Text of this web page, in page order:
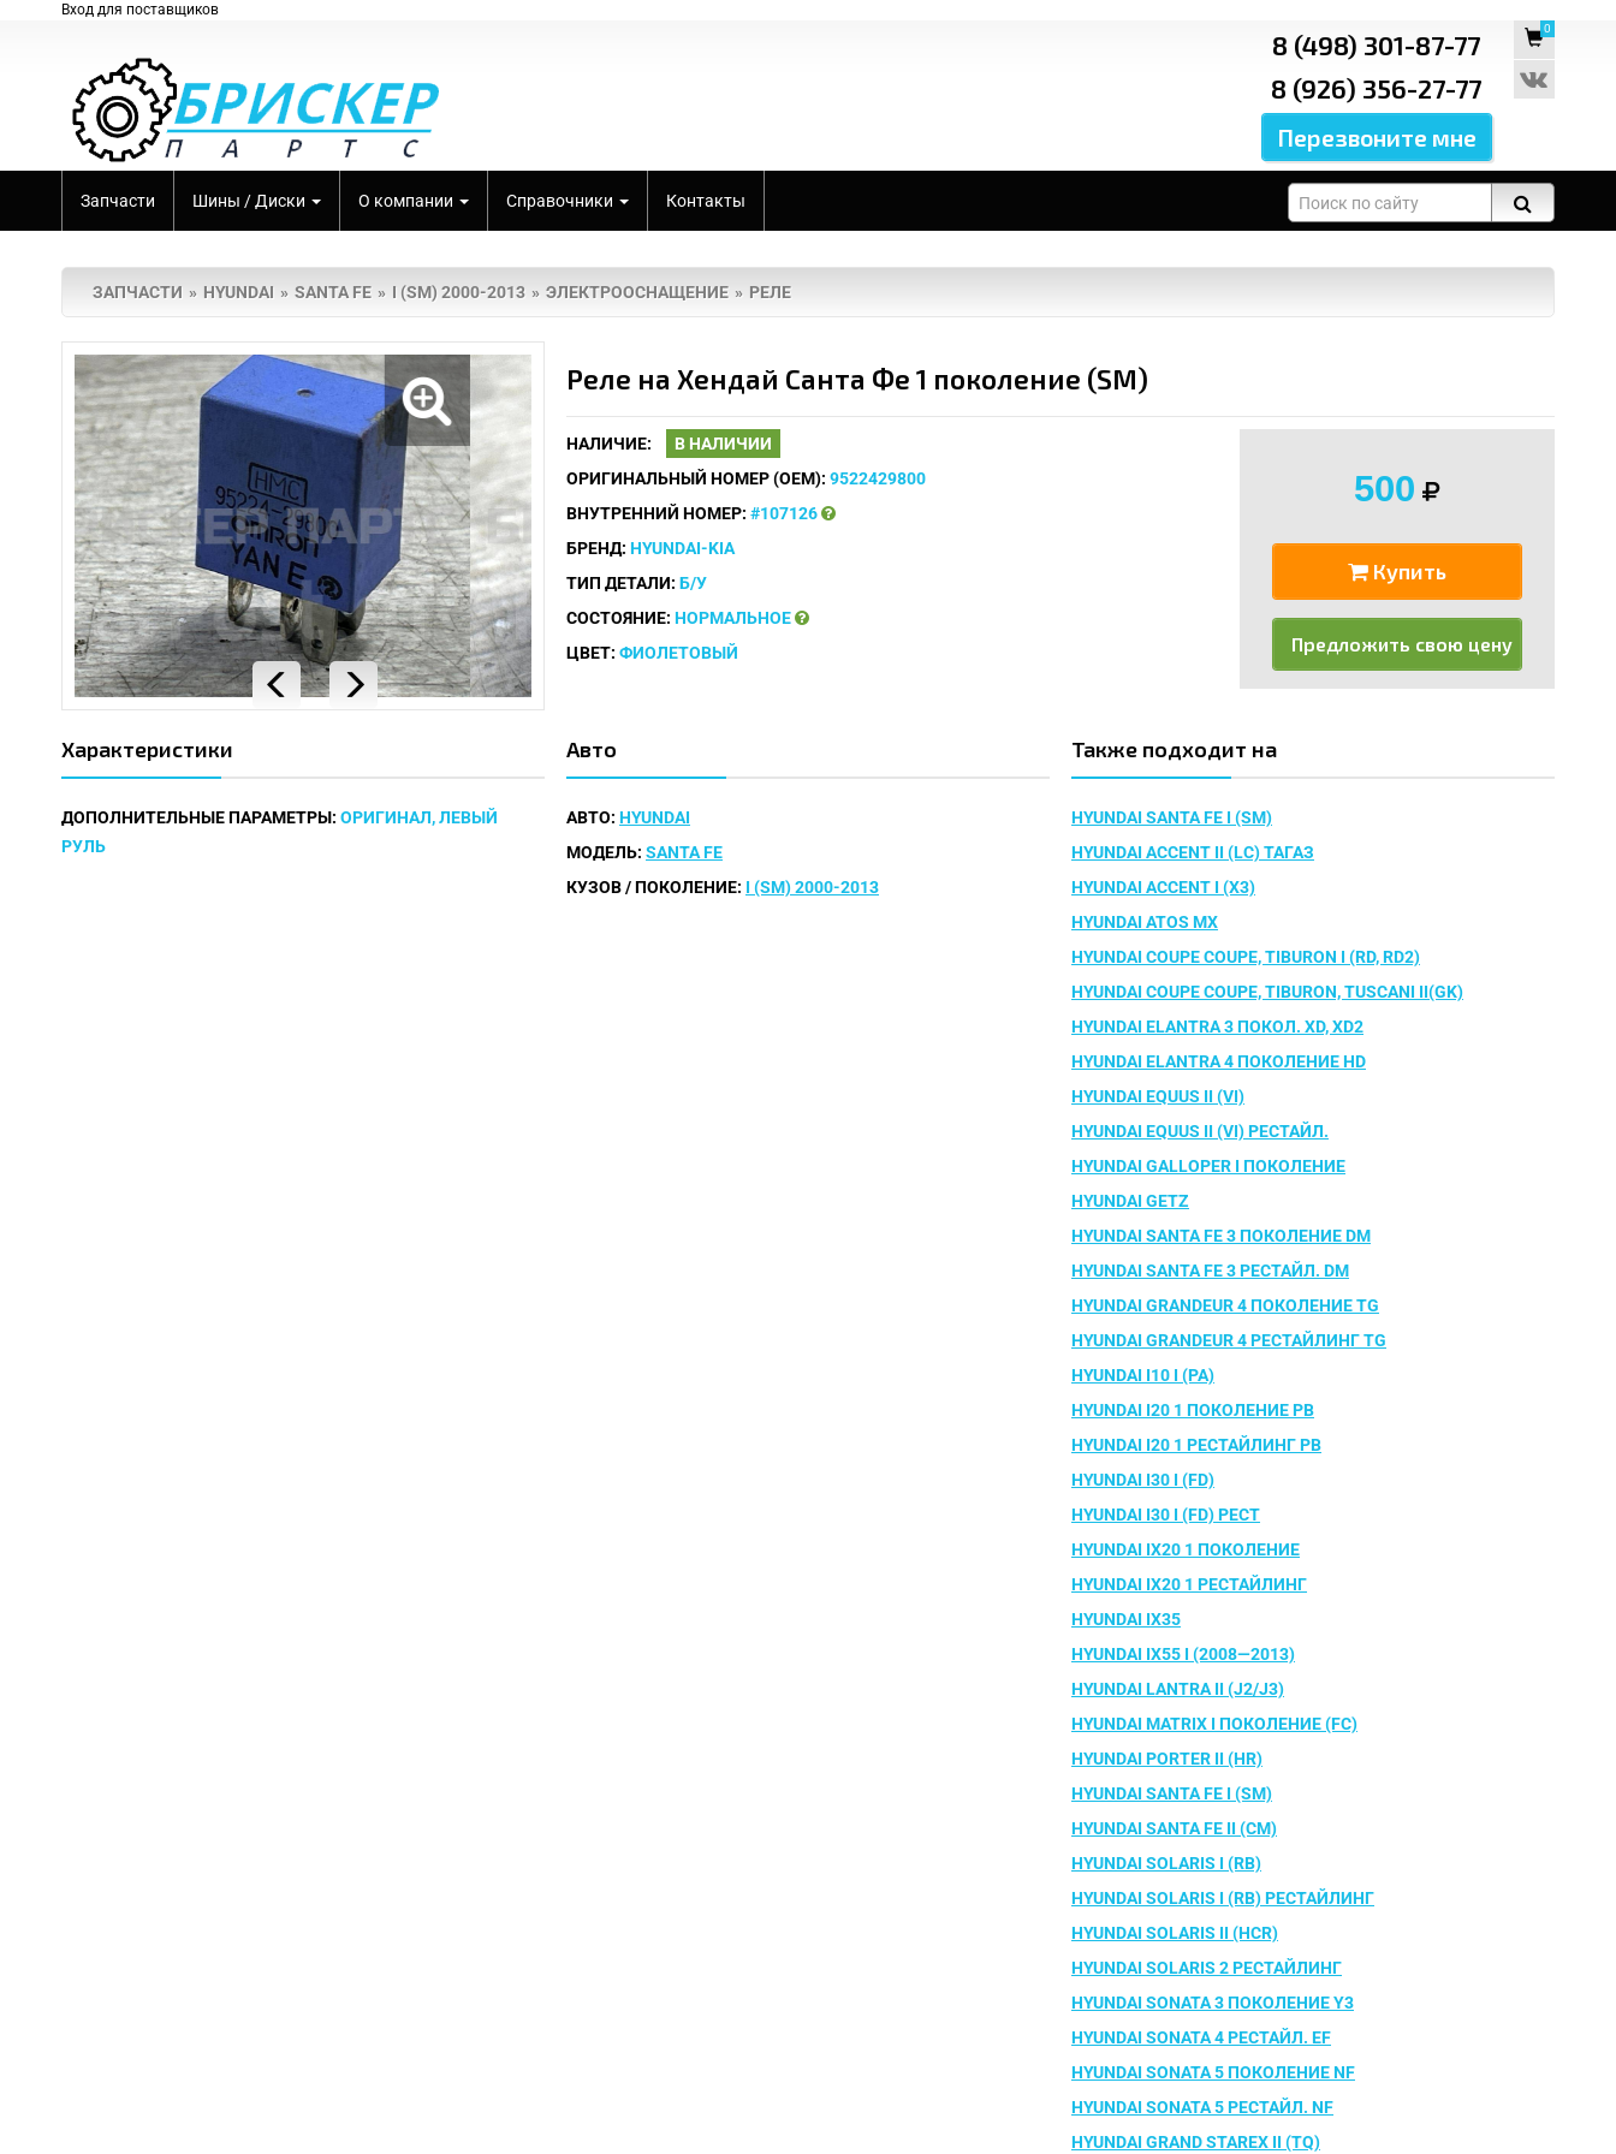
Вход для поставщиков
8 (498) 301-87-77
8 (926) 356-27-77
0
Запчасти Шины / Диски О компании Справочники Контакты
ЗАПЧАСТИ HYUNDAI SANTA FE I (SM) 2000-2013 ЭЛЕКТРООСНАЩЕНИЕ РЕЛЕ
Реле на Хендай Санта Фе 1 поколение (SM)
НАЛИЧИЕ:
В НАЛИЧИИ
ОРИГИНАЛЬНЫЙ НОМЕР (OEM): 9522429800
ВНУТРЕННИЙ НОМЕР: #107126
БРЕНД: HYUNDAI-KIA
ТИП ДЕТАЛИ: Б/У
СОСТОЯНИЕ: НОРМАЛЬНОЕ
ЦВЕТ: ФИОЛЕТОВЫЙ
500
Купить
Предложить свою цену
Характеристики
ДОПОЛНИТЕЛЬНЫЕ ПАРАМЕТРЫ: ОРИГИНАЛ, ЛЕВЫЙ
РУЛЬ
Авто
АВТО: HYUNDAI
МОДЕЛЬ: SANTA FE
КУЗОВ / ПОКОЛЕНИЕ: I (SM) 2000-2013
Также подходит на
HYUNDAI SANTA FE I (SM)
HYUNDAI ACCENT II (LC) ТАГАЗ
HYUNDAI ACCENT I (X3)
HYUNDAI ATOS MX
HYUNDAI COUPE COUPE, TIBURON I (RD, RD2)
HYUNDAI COUPE COUPE, TIBURON, TUSCANI II(GK)
HYUNDAI ELANTRA 3 ПОКОЛ. XD, XD2
HYUNDAI ELANTRA 4 ПОКОЛЕНИЕ HD
HYUNDAI EQUUS II (VI)
HYUNDAI EQUUS II (VI) РЕСТАЙЛ.
HYUNDAI GALLOPER I ПОКОЛЕНИЕ
HYUNDAI GETZ
HYUNDAI SANTA FE 3 ПОКОЛЕНИЕ DM
HYUNDAI SANTA FE 3 РЕСТАЙЛ. DM
HYUNDAI GRANDEUR 4 ПОКОЛЕНИЕ TG
HYUNDAI GRANDEUR 4 РЕСТАЙЛИНГ TG
HYUNDAI I10 I (PA)
HYUNDAI I20 1 ПОКОЛЕНИЕ PB
HYUNDAI I20 1 РЕСТАЙЛИНГ PB
HYUNDAI I30 I (FD)
HYUNDAI I30 I (FD) РЕСТ
HYUNDAI IX20 1 ПОКОЛЕНИЕ
HYUNDAI IX20 1 РЕСТАЙЛИНГ
HYUNDAI IX35
HYUNDAI IX55 I (2008—2013)
HYUNDAI LANTRA II (J2/J3)
HYUNDAI MATRIX I ПОКОЛЕНИЕ (FC)
HYUNDAI PORTER II (HR)
HYUNDAI SANTA FE I (SM)
HYUNDAI SANTA FE II (CM)
HYUNDAI SOLARIS I (RB)
HYUNDAI SOLARIS I (RB) РЕСТАЙЛИНГ
HYUNDAI SOLARIS II (HCR)
HYUNDAI SOLARIS 2 РЕСТАЙЛИНГ
HYUNDAI SONATA 3 ПОКОЛЕНИЕ Y3
HYUNDAI SONATA 4 РЕСТАЙЛ. EF
HYUNDAI SONATA 5 ПОКОЛЕНИЕ NF
HYUNDAI SONATA 5 РЕСТАЙЛ. NF
HYUNDAI GRAND STAREX II (TQ)